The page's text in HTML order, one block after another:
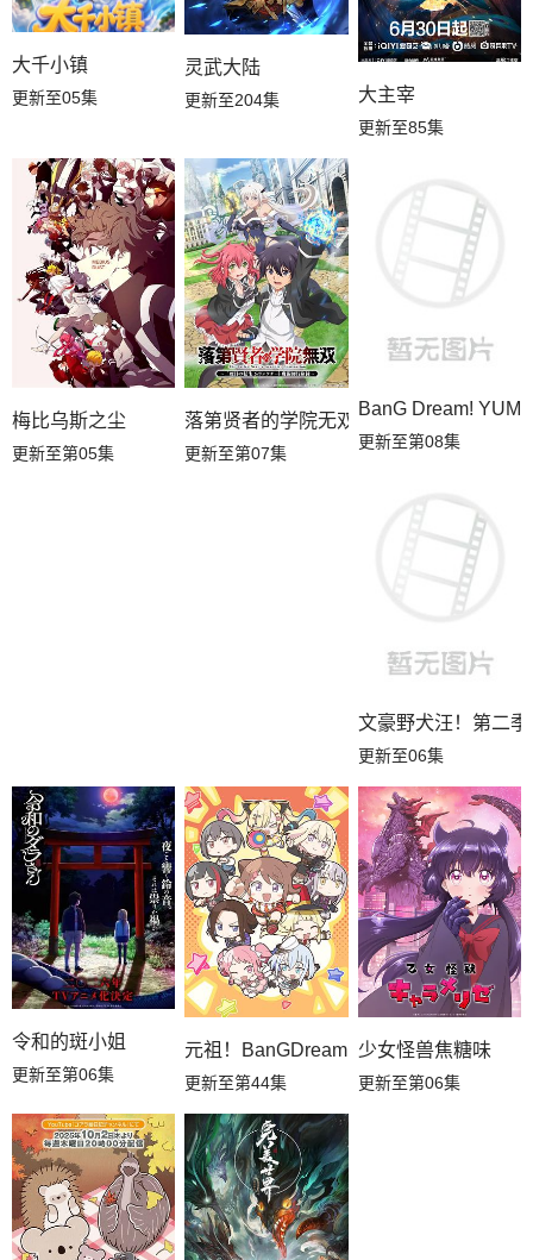
大千小镇
更新至05集
灵武大陆
更新至204集 大主宰
更新至85集
梅比乌斯之尘
更新至第05集
落第贤者的学院无双第二回转生，S等级
更新至第07集
BanG Dream!
更新至第08集
文豪野犬汪！第二季
更新至06集
令和的斑小姐
更新至第06集
元祖！BanGDream酱
更新至第44集
少女怪兽焦糖味
更新至第06集